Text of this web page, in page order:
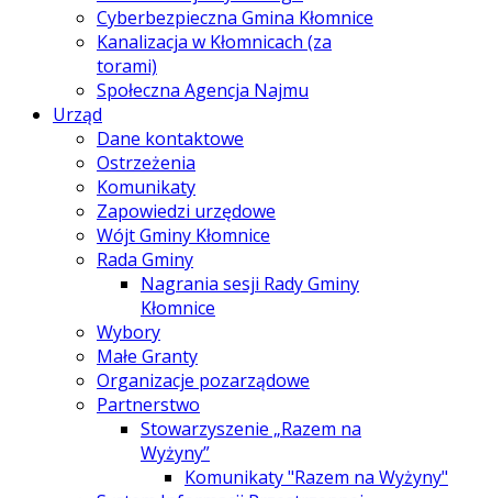
Cyberbezpieczna Gmina Kłomnice
Kanalizacja w Kłomnicach (za
torami)
Społeczna Agencja Najmu
Urząd
Dane kontaktowe
Ostrzeżenia
Komunikaty
Zapowiedzi urzędowe
Wójt Gminy Kłomnice
Rada Gminy
Nagrania sesji Rady Gminy
Kłomnice
Wybory
Małe Granty
Organizacje pozarządowe
Partnerstwo
Stowarzyszenie „Razem na
Wyżyny”
Komunikaty "Razem na Wyżyny"